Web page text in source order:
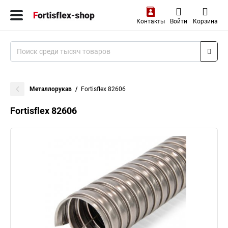
Контакты Войти Корзина
Металлорукав Fortisflex 82606
Fortisflex 82606